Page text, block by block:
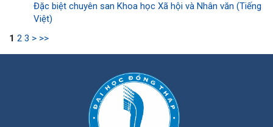
Đặc biệt chuyên san Khoa học Xã hội và Nhân văn (Tiếng
Việt)
1 2 3 > >>